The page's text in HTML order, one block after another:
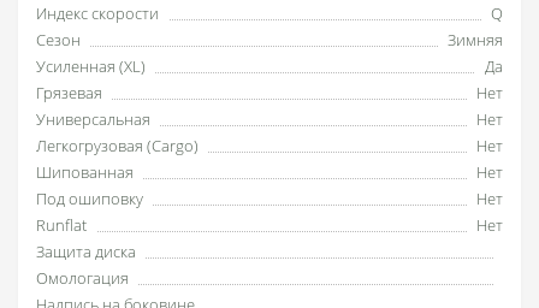
Индекс скорости
Q
Сезон
Зимняя
Усиленная (XL)
Да
Грязевая
Нет
Универсальная
Нет
Легкогрузовая (Cargo)
Нет
Шипованная
Нет
Под ошиповку
Нет
Runflat
Нет
Защита диска
Омологация